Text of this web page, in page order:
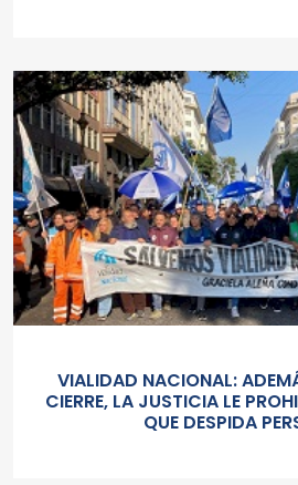
VIALIDAD NACIONAL:
CIERRE, LA JUSTICIA LE
QUE DESPIDA